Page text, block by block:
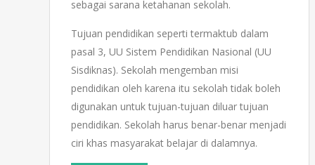
sebagai sarana ketahanan sekolah.
Tujuan pendidikan seperti termaktub dalam
pasal 3, UU Sistem Pendidikan Nasional (UU
Sisdiknas). Sekolah mengemban misi
pendidikan oleh karena itu sekolah tidak boleh
digunakan untuk tujuan-tujuan diluar tujuan
pendidikan. Sekolah harus benar-benar menjadi
ciri khas masyarakat belajar di dalamnya.